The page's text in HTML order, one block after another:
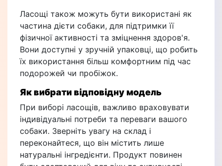
Ласощі також можуть бути використані як
частина дієти собаки, для підтримки її
фізичної активності та зміцнення здоров'я.
Вони доступні у зручній упаковці, що робить
їх використання більш комфортним під час
подорожей чи пробіжок.
Як вибрати відповідну модель
При виборі ласощів, важливо враховувати
індивідуальні потреби та переваги вашого
собаки. Зверніть увагу на склад і
переконайтеся, що він містить лише
натуральні інгредієнти. Продукт повинен